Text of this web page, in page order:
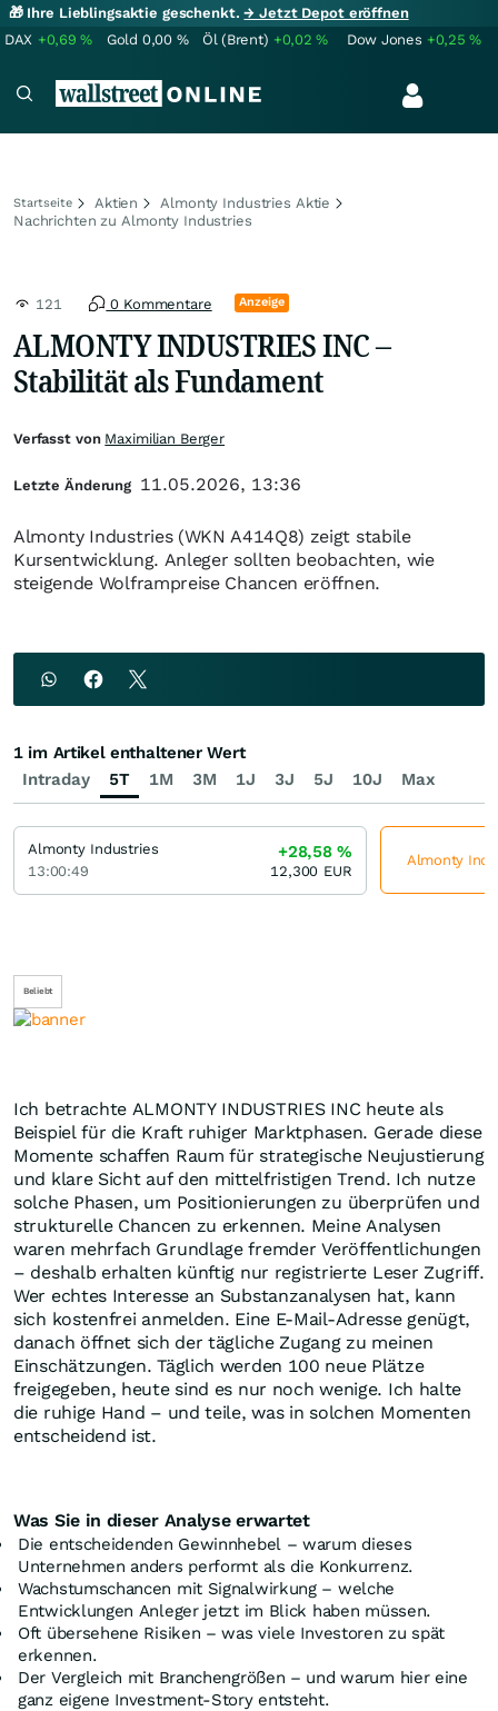
🎁 Ihre Lieblingsaktie geschenkt.→ Jetzt Depot eröffnen
DAX +0,69% Gold 0,00 % Öl (Brent) +0,02% Dow Jones +0,25%
Startseite Aktien
Almonty Industries Aktie
Nachrichten zu Almonty Industries
121 0 Kommentare Anzeige
ALMONTY INDUSTRIES INC –
Stabilität als Fundament
Almonty Industries (WKN A414Q8) zeigt stabile
Kursentwicklung. Anleger sollten beobachten, wie
steigende Wolframpreise Chancen eröffnen.
Beliebt
Ich betrachte ALMONTY INDUSTRIES INC heute als
Beispiel für die Kraft ruhiger Marktphasen. Gerade diese
Momente schaffen Raum für strategische Neujustierung
und klare Sicht auf den mittelfristigen Trend. Ich nutze
solche Phasen, um Positionierungen zu überprüfen und
strukturelle Chancen zu erkennen. Meine Analysen
waren mehrfach Grundlage fremder Veröffentlichungen
– deshalb erhalten künftig nur registrierte Leser Zugriff.
Wer echtes Interesse an Substanzanalysen hat, kann
sich kostenfrei anmelden. Eine E-Mail-Adresse genügt,
danach öffnet sich der tägliche Zugang zu meinen
Einschätzungen. Täglich werden 100 neue Plätze
freigegeben, heute sind es nur noch wenige. Ich halte
die ruhige Hand – und teile, was in solchen Momenten
entscheidend ist.
Was Sie in dieser Analyse erwartet
Die entscheidenden Gewinnhebel – warum dieses
Unternehmen anders performt als die Konkurrenz.
Wachstumschancen mit Signalwirkung – welche
Entwicklungen Anleger jetzt im Blick haben müssen.
Oft übersehene Risiken – was viele Investoren zu spät
erkennen.
Der Vergleich mit Branchengrößen – und warum hier eine
ganz eigene Investment-Story entsteht.
Verfasst von Maximilian Berger
Letzte Änderung 11.05.2026, 13:36
Intraday 5T 1M 3M 1J 3J 5J 10J Max
1 im Artikel enthaltener Wert
Almonty Industries
13:00:49
+28,58%
12,300 EUR
Almonty